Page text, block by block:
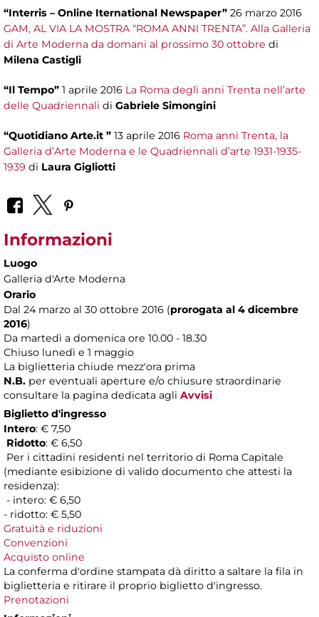
“Interris – Online Iternational Newspaper” 26 marzo 2016
GAM, AL VIA LA MOSTRA “ROMA ANNI TRENTA”. Alla Galleria
di Arte Moderna da domani al prossimo 30 ottobre di
Milena Castigli
“Il Tempo” 1 aprile 2016 La Roma degli anni Trenta nell’arte
delle Quadriennali di Gabriele Simongini
“Quotidiano Arte.it ” 13 aprile 2016 Roma anni Trenta, la
Galleria d’Arte Moderna e le Quadriennali d’arte 1931-1935-
1939 di Laura Gigliotti
Informazioni
Luogo
Galleria d'Arte Moderna
Orario
Dal 24 marzo al 30 ottobre 2016 (prorogata al 4 dicembre
2016)
Da martedì a domenica ore 10.00 - 18.30
Chiuso lunedì e 1 maggio
La biglietteria chiude mezz'ora prima
N.B. per eventuali aperture e/o chiusure straordinarie
consultare la pagina dedicata agli Avvisi
Biglietto d'ingresso
Intero: € 7,50
Ridotto: € 6,50
Per i cittadini residenti nel territorio di Roma Capitale
(mediante esibizione di valido documento che attesti la
residenza):
- intero: € 6,50
- ridotto: € 5,50
Gratuità e riduzioni
Convenzioni
Acquisto online
La conferma d'ordine stampata dà diritto a saltare la fila in
biglietteria e ritirare il proprio biglietto d'ingresso.
Prenotazioni